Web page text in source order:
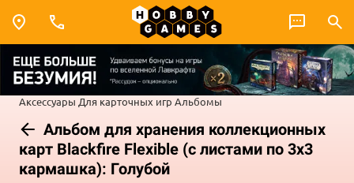
Аксессуары Для карточных игр Альбомы
Альбом для хранения коллекционных
карт Blackfire Flexible (c листами по 3x3
кармашка): Голубой